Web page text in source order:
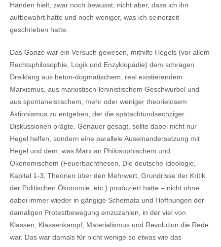
Händen hielt, zwar noch bewusst, nicht aber, dass ich ihn
aufbewahrt hatte und noch weniger, was ich seinerzeit
geschrieben hatte.
Das Ganze war ein Versuch gewesen, mithilfe Hegels (vor allem
Rechtsphilosophie, Logik und Enzyklopädie) dem schrägen
Dreiklang aus beton-dogmatischem, real existierendem
Marxismus, aus marxistisch-leninistischem Geschwurbel und
aus spontaneistischem, mehr oder weniger theorielosem
Aktionismus zu entgehen, der die spätachtundsechziger
Diskussionen prägte. Genauer gesagt, sollte dabei nicht nur
Hegel helfen, sondern eine parallele Auseinandersetzung mit
Hegel und dem, was Marx an Philosophischem und
Ökonomischem (Feuerbachthesen, Die deutsche Ideologie,
Kapital 1-3, Theorien über den Mehrwert, Grundrisse der Kritik
der Politischen Ökonomie, etc.) produziert hatte – nicht ohne
dabei immer wieder in gängige Schemata und Hoffnungen der
damaligen Protestbewegung einzuzahlen, in der viel von
Klassen, Klassenkampf, Materialismus und Revolution die Rede
war. Das war damals für nicht wenige so etwas wie das